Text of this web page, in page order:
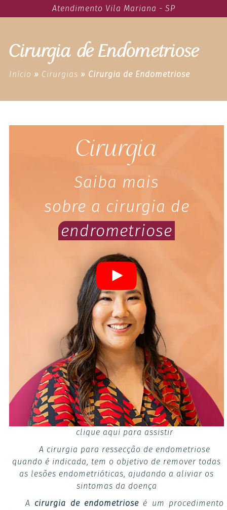
Atendimento Vila Mariana - SP
Cirurgia de Endometriose
Início » Cirurgias » Cirurgia de Endometriose
Cirurgia
Saiba mais
sobre a cirurgia de
endrometriose
clique aqui para assistir
A cirurgia para ressecção de endometriose
quando é indicada, tem o objetivo de remover todas
as lesões endometrióticas, ajudando a aliviar os
sintomas da doença
A cirurgia de endometriose é um procedimento